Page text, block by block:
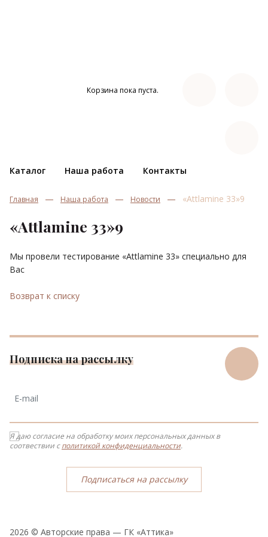
Каталог Наша работа Контакты
Корзина пока пуста.
Главная Наша работа Новости «Attlamine 33»9
«Attlamine 33»9
Мы провели тестирование «Attlamine 33» специально для
Вас
Возврат к списку
Подписка на рассылку
Я даю согласие на обработку моих персональных данных в
соотвествии сполитикой конфиденциальности.
Подписаться на рассылку
2026 © Авторские права — ГК «Аттика»